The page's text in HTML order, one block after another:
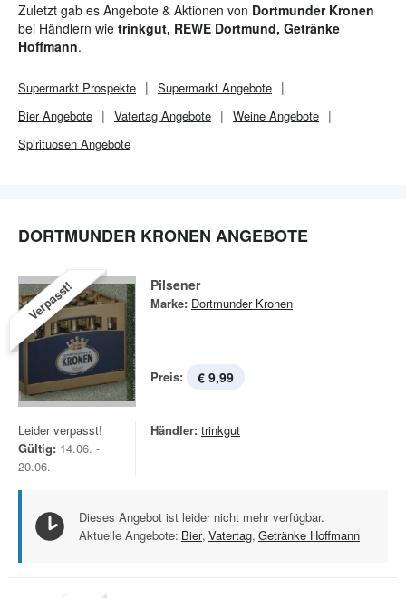
Zuletzt gab es Angebote & Aktionen von Dortmunder Kronen
bei Händlern wie trinkgut, REWE Dortmund, Getränke
Hoffmann.
Supermarkt Prospekte Supermarkt Angebote
Bier Angebote
Vatertag Angebote
Weine Angebote
Spirituosen Angebote
DORTMUNDER KRONEN ANGEBOTE
Verpasst! Pilsener
Marke: Dortmunder Kronen
Preis: € 9,99
Leider verpasst!
Gültig: 14.06. -
20.06.
Händler: trinkgut
Dieses Angebot ist leider nicht mehr verfügbar.
Aktuelle Angebote: Bier, Vatertag, Getränke Hoffmann